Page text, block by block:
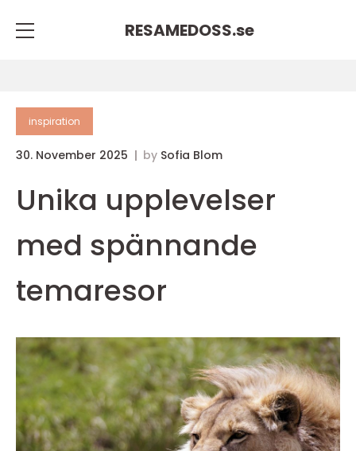
RESAMEDOSS.se
inspiration
30. November 2025 by Sofia Blom
Unika upplevelser
med spännande
temaresor